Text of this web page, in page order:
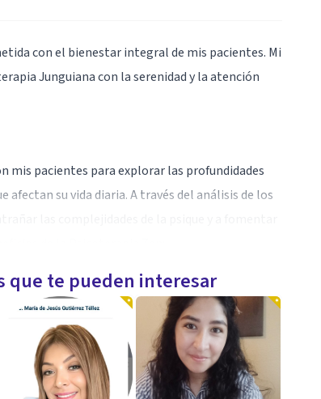
con el bienestar integral de mis pacientes. Mi
Junguiana con la serenidad y la atención
mis pacientes para explorar las profundidades
su vida diaria. A través del análisis de los
de la Psicoterapia Zen:
y con los demás
que te pueden interesar